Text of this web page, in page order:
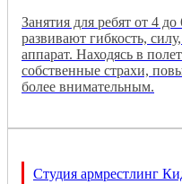
Занятия для ребят от 4
развивают гибкость,
аппарат. Находясь в
собственные страхи,
более внимательным.
Студия армрестлинг